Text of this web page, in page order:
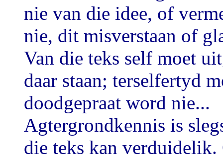
nie van die idee, of
nie, dit misverstaan of
Van die teks self moet
daar staan; terselfertyd
doodgepraat word nie...
Agtergrondkennis is
die teks kan verduidelik.